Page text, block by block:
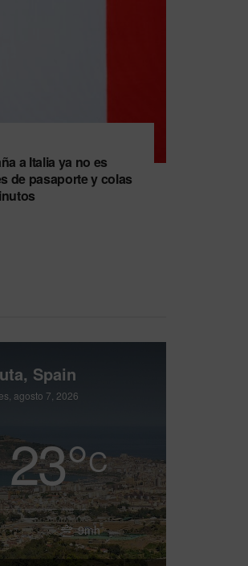
a Italia ya no es
de pasaporte y colas
Spain
agosto 7, 2026
23°C
9mh